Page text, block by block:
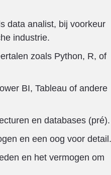
data analist, bij voorkeur
industrie.
zoals Python, R, of
BI, Tableau of andere
en databases (pré).
en een oog voor detail.
en het vermogen om